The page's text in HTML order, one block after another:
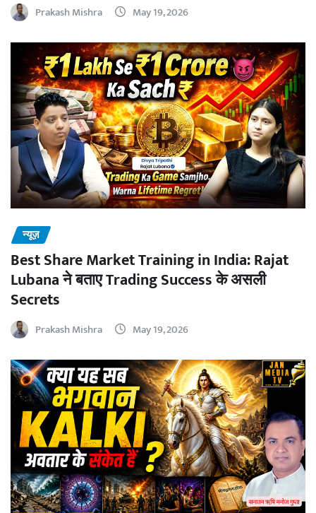
Prakash Mishra May 19, 2026
न्यूज़
Best Share Market Training in India: Rajat
Lubana ने बताए Trading Success के असली
Secrets
Prakash Mishra May 19, 2026